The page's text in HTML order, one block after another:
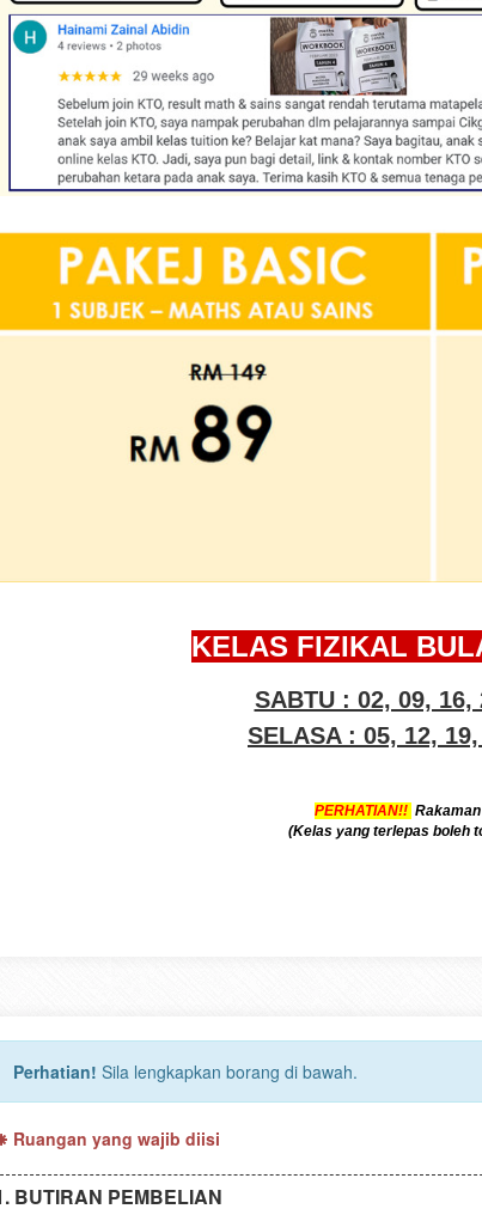
KELAS FIZIKAL
SABTU : 02, 09, 16,
SELASA : 05, 12,
PERHATIAN!!
(Kelas yang terlepas boleh
Perhatian! Sila lengkapkan borang di bawah.
Ruangan yang wajib diisi
BUTIRAN PEMBELIAN